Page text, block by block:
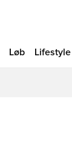
Løb Lifestyle